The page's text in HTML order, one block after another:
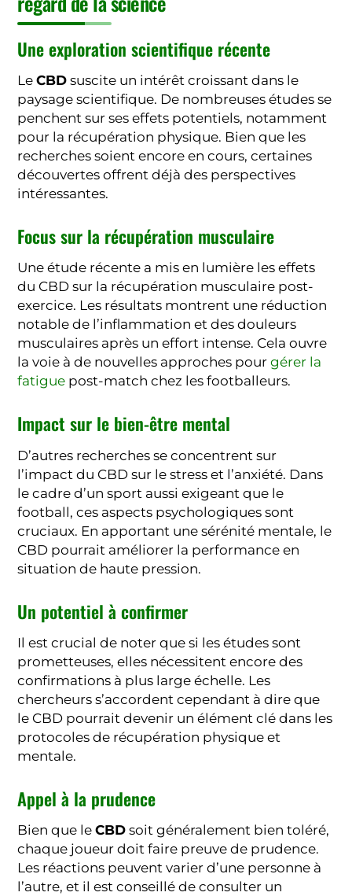
Une exploration scientifique récente
LeCBD suscite un intérêt croissant dans le
paysage scientifique. De nombreuses études se
penchent sur ses effets potentiels, notamment
pour la récupération physique. Bien que les
recherches soient encore en cours, certaines
découvertes offrent déjà des perspectives
intéressantes.
Focus sur la récupération musculaire
Une étude récente a mis en lumière les effets
du CBD sur la récupération musculaire post-
exercice. Les résultats montrent une réduction
notable de l’inflammation et des douleurs
musculaires après un effort intense. Cela ouvre
la voie à de nouvelles approches pourgérer la
fatigue post-match chez les footballeurs.
Impact sur le bien-être mental
D’autres recherches se concentrent sur
l’impact du CBD sur le stress et l’anxiété. Dans
le cadre d’un sport aussi exigeant que le
football, ces aspects psychologiques sont
cruciaux. En apportant une sérénité mentale, le
CBD pourrait améliorer la performance en
situation de haute pression.
Un potentiel à confirmer
Il est crucial de noter que si les études sont
prometteuses, elles nécessitent encore des
confirmations à plus large échelle. Les
chercheurs s’accordent cependant à dire que
le CBD pourrait devenir un élément clé dans les
protocoles de récupération physique et
mentale.
Appel à la prudence
Bien que leCBD soit généralement bien toléré,
chaque joueur doit faire preuve de prudence.
Les réactions peuvent varier d’une personne à
l’autre, et il est conseillé de consulter un